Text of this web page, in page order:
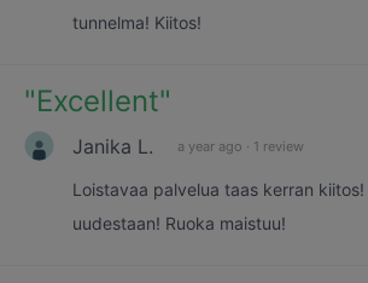
tunnelma! Kiitos!
"Excellent"
Janika L. a year ago · 1 review
Loistavaa palvelua taas kerran
uudestaan! Ruoka maistuu!